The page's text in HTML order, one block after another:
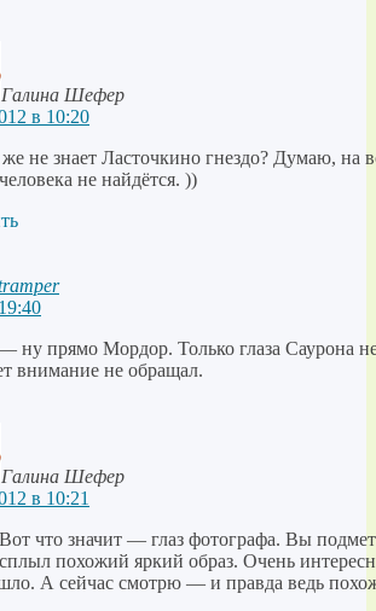
Галина Шефер
в 10:20
не знает Ласточкино гнездо? Думаю, на
не найдётся. ))
прямо Мордор. Только глаза Саурона не
внимание не обращал.
Галина Шефер
в 10:21
что значит — глаз фотографа. Вы
похожий яркий образ. Очень
А сейчас смотрю — и правда ведь